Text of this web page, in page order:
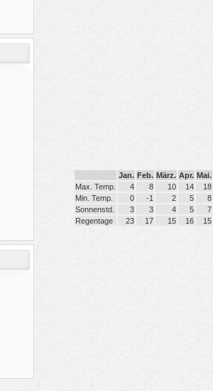
Jan. Feb. März. Apr. Mai.
Max. Temp.
4 8 10 14
18
Min. Temp.
0 -1 2 5
8
Sonnenstd.
3 3 4 5
7
Regentage
23 17 15 16 15